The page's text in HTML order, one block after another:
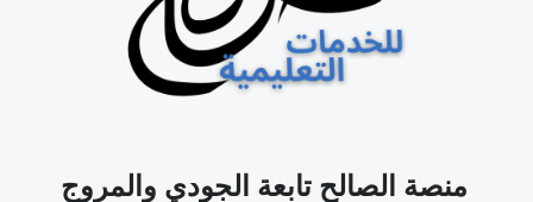
منصة الصالح تابعة الجودي والمروج